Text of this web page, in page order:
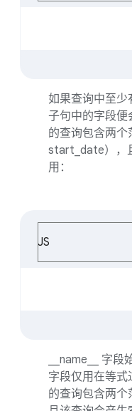
如果查询中至少
子句中的字段便
的查询包含两个
start_date），
用：
JS
__name__ 字
字段仅用在等
的查询包含两个